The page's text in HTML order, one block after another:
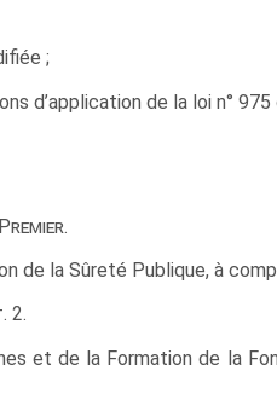
;
d’application de la loi n°
de la Sûreté Publique, à
2.
et de la Formation de la